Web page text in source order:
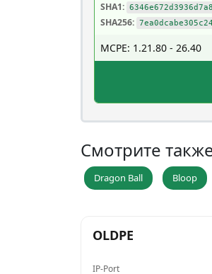
SHA1:
SHA256:
MCPE: 1.21.80 - 26.40
Смотрите
Dragon Ball Bloop
OLDPE
IP-Port